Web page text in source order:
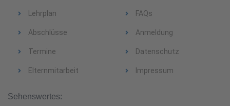
Lehrplan FAQs
Abschlüsse Anmeldung
Termine Datenschutz
Elternmitarbeit Impressum
Sehenswertes: